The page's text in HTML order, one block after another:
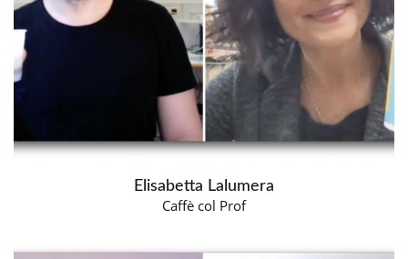
Elisabetta Lalumera
Caffè col Prof